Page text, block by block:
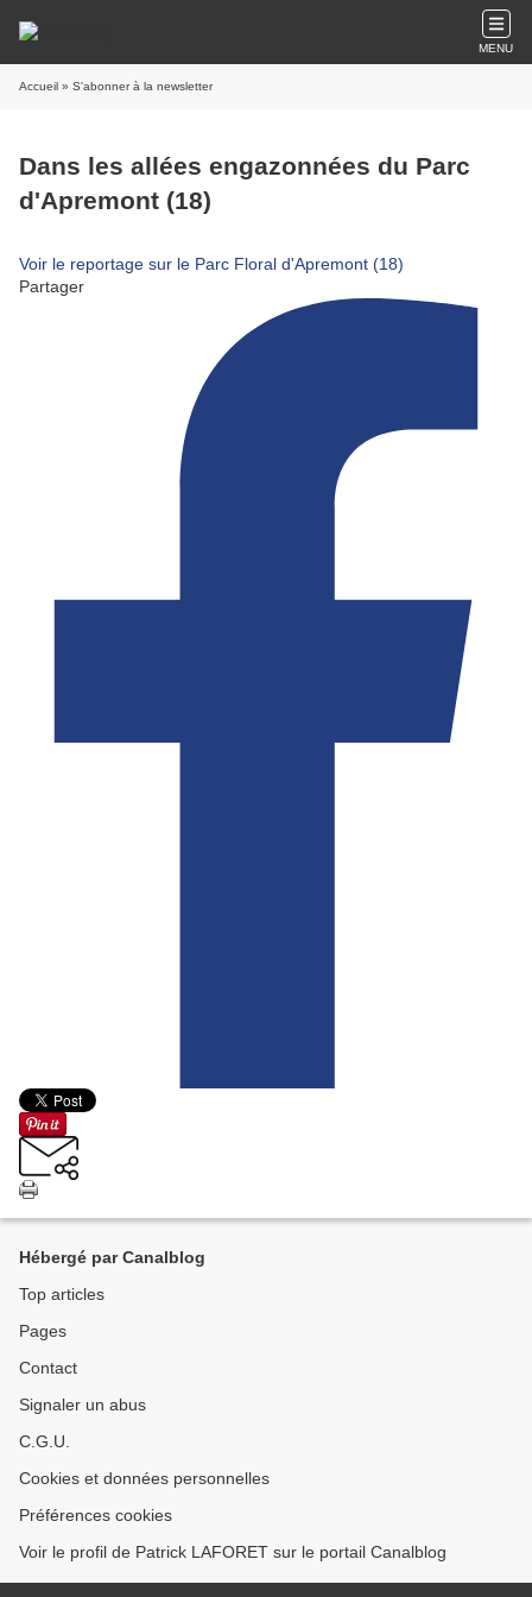
MENU
Accueil » S'abonner à la newsletter
Dans les allées engazonnées du Parc
d'Apremont (18)
Voir le reportage sur le Parc Floral d'Apremont (18)
Partager
Hébergé par Canalblog
Top articles
Pages
Contact
Signaler un abus
C.G.U.
Cookies et données personnelles
Préférences cookies
Voir le profil de Patrick LAFORET sur le portail Canalblog